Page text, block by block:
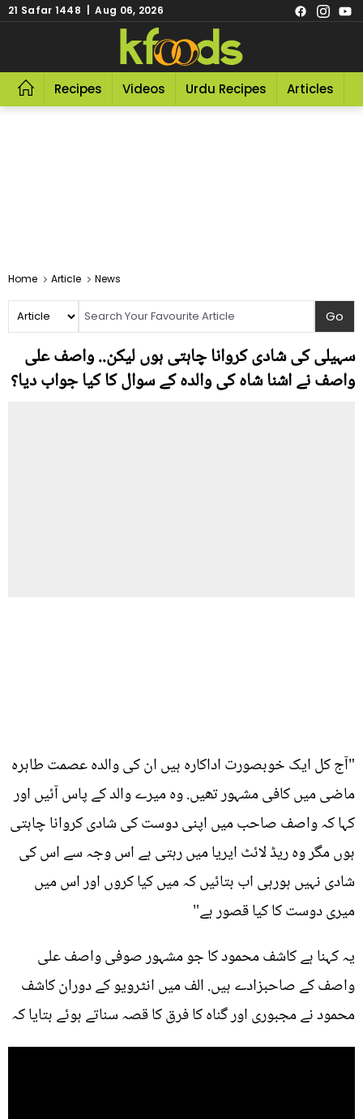
21 Safar 1448 | Aug 06, 2026
Recipes Videos Urdu Recipes Articles
Home Article News
سہیلی کی شادی کروانا چاہتی ہوں لیکن.. واصف علی
واصف نے اشنا شاہ کی والدہ کے سوال کا کیا جواب دیا؟
"آج کل ایک خوبصورت اداکارہ ہیں ان کی والدہ عصمت طاہرہ
ماضی میں کافی مشہور تھیں. وہ میرے والد کے پاس آئیں اور
کہا کہ واصف صاحب میں اپنی دوست کی شادی کروانا چاہتی
ہوں مگر وہ ریڈ لائٹ ایریا میں رہتی ہے اس وجہ سے اس کی
شادی نہیں ہورہی اب بتائیں کہ میں کیا کروں اور اس میں
میری دوست کا کیا قصور ہے"
یہ کہنا ہے کاشف محمود کا جو مشہور صوفی واصف علی
واصف کے صاحبزادے ہیں. الف میں انٹرویو کے دوران کاشف
محمود نے مجبوری اور گناہ کا فرق کا قصہ سناتے ہوئے بتایا کہ